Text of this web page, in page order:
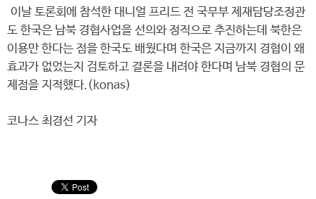
이날 토론회에 참석한 대니얼 프리드 전 국무부 제재담당조정관
도 한국은 남북 경협사업을 선의와 정직으로 추진하는데 북한은
이용만 한다는 점을 한국도 배웠다며 한국은 지금까지 경협이 왜
효과가 없었는지 검토하고 결론을 내려야 한다며 남북 경협의 문
제점을 지적했다.(konas)
코나스 최경선 기자